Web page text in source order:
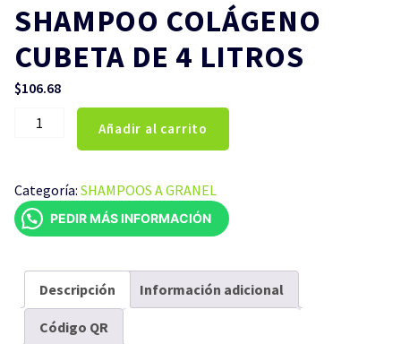
SHAMPOO COLÁGENO
CUBETA DE 4 LITROS
$106.68
SHAMPOO
DE
4
LITROS
Añadir al carrito
Categoría: SHAMPOOS A GRANEL
PEDIR MÁS INFORMACIÓN
Descripción Información adicional
Código QR